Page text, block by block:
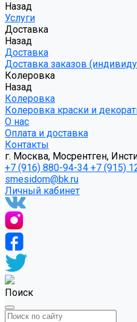
Назад
Услуги
Доставка
Назад
Доставка
Доставка заказов
Колеровка
Назад
Колеровка
Колеровка краски и
О нас
Оплата и доставка
Контакты
г. Москва, Мосрентген,
+7 (916) 880-94-34 +7 (915)
smesidom@bk.ru
Личный кабинет
Поиск